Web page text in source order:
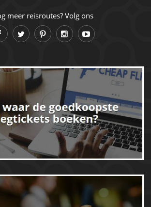
meer reisroutes? Volg ons